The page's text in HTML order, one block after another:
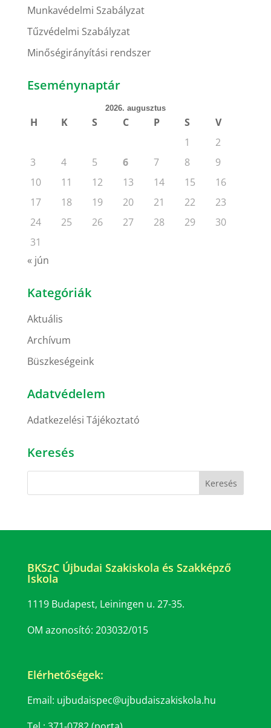
Munkavédelmi Szabályzat
Tűzvédelmi Szabályzat
Minőségirányítási rendszer
Eseménynaptár
2026. augusztus
H K S C P S
V
1
2
3
4 5 6 7 8
9
10
11 12 13 14 15
16
17
18 19 20 21 22
23
24
25 26 27 28 29
30
31
« jún
Kategóriák
Aktuális
Archívum
Büszkeségeink
Adatvédelem
Adatkezelési Tájékoztató
Keresés
BKSzC Újbudai Szakiskola és Szakképző
Iskola
1119 Budapest, Leiningen u. 27-35.
OM azonosító: 203032/015
Elérhetőségek:
Email: ujbudaispec@ujbudaiszakiskola.hu